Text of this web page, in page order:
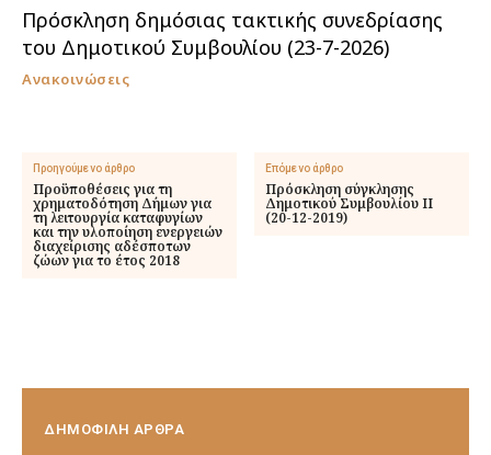
Πρόσκληση δημόσιας τακτικής συνεδρίασης
του Δημοτικού Συμβουλίου (23-7-2026)
Ανακοινώσεις
Προηγούμενο άρθρο
Προϋποθέσεις για τη
χρηματοδότηση Δήμων για
τη λειτουργία καταφυγίων
και την υλοποίηση ενεργειών
διαχείρισης αδέσποτων
ζώων για το έτος 2018
Επόμενο άρθρο
Πρόσκληση σύγκλησης
Δημοτικού Συμβουλίου ΙΙ
(20-12-2019)
ΔΗΜΟΦΙΛΗ ΑΡΘΡΑ